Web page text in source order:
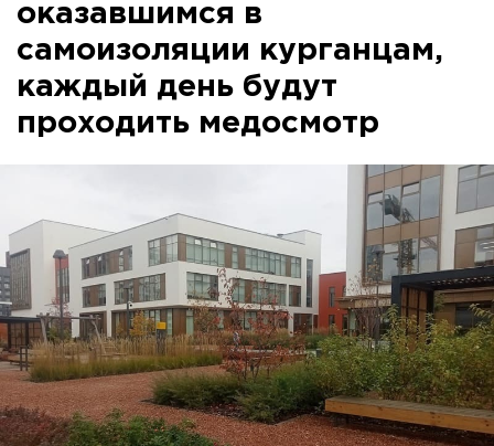
оказавшимся в
самоизоляции курганцам,
каждый день будут
проходить медосмотр